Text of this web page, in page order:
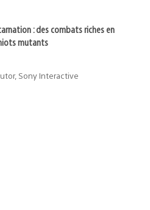
: des combats riches en
mutants
Sony Interactive